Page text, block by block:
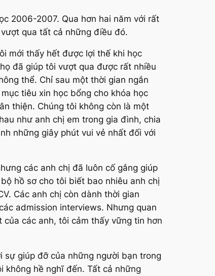
2006-2007. Qua hơn hai năm với rất
qua tất cả những điều đó.
mới thấy hết được lợi thế khi học
đã giúp tôi vượt qua được rất nhiều
thể. Chỉ sau một thời gian ngắn
tiêu xin học bổng cho khóa học
thiện. Chúng tôi không còn là một
như anh chị em trong gia đình, chia
những giây phút vui vẻ nhất đối với
các anh chị đã luôn cố gắng giúp
hồ sơ cho tôi biết bao nhiêu anh chị
Các anh chị còn dành thời gian
admission interviews. Nhưng quan
các anh, tôi cảm thấy vững tin hơn
giúp đỡ của những người bạn trong
không hề nghĩ đến. Tất cả những